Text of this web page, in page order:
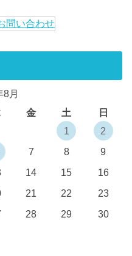
8月
金 土
日
1
2
7 8
9
14 15
16
21 22
23
28 29
30